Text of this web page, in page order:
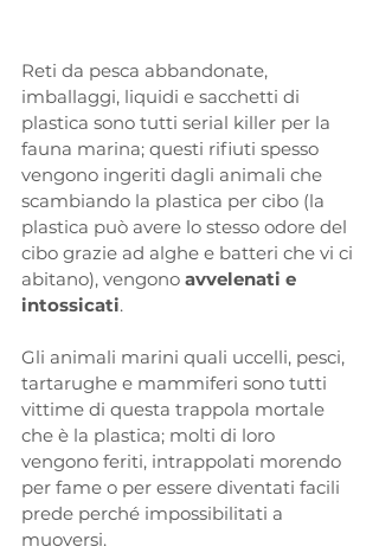
Reti da pesca abbandonate,
imballaggi, liquidi e sacchetti di
plastica sono tutti serial killer per la
fauna marina; questi rifiuti spesso
vengono ingeriti dagli animali che
scambiando la plastica per cibo (la
plastica può avere lo stesso odore del
cibo grazie ad alghe e batteri che vi ci
abitano), vengono avvelenati e
intossicati.
Gli animali marini quali uccelli, pesci,
tartarughe e mammiferi sono tutti
vittime di questa trappola mortale
che è la plastica; molti di loro
vengono feriti, intrappolati morendo
per fame o per essere diventati facili
prede perché impossibilitati a
muoversi.